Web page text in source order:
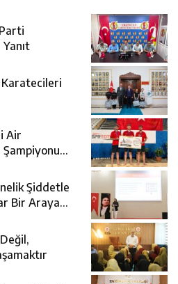
Karatecileri
Air
Şiddetle
Bir Araya